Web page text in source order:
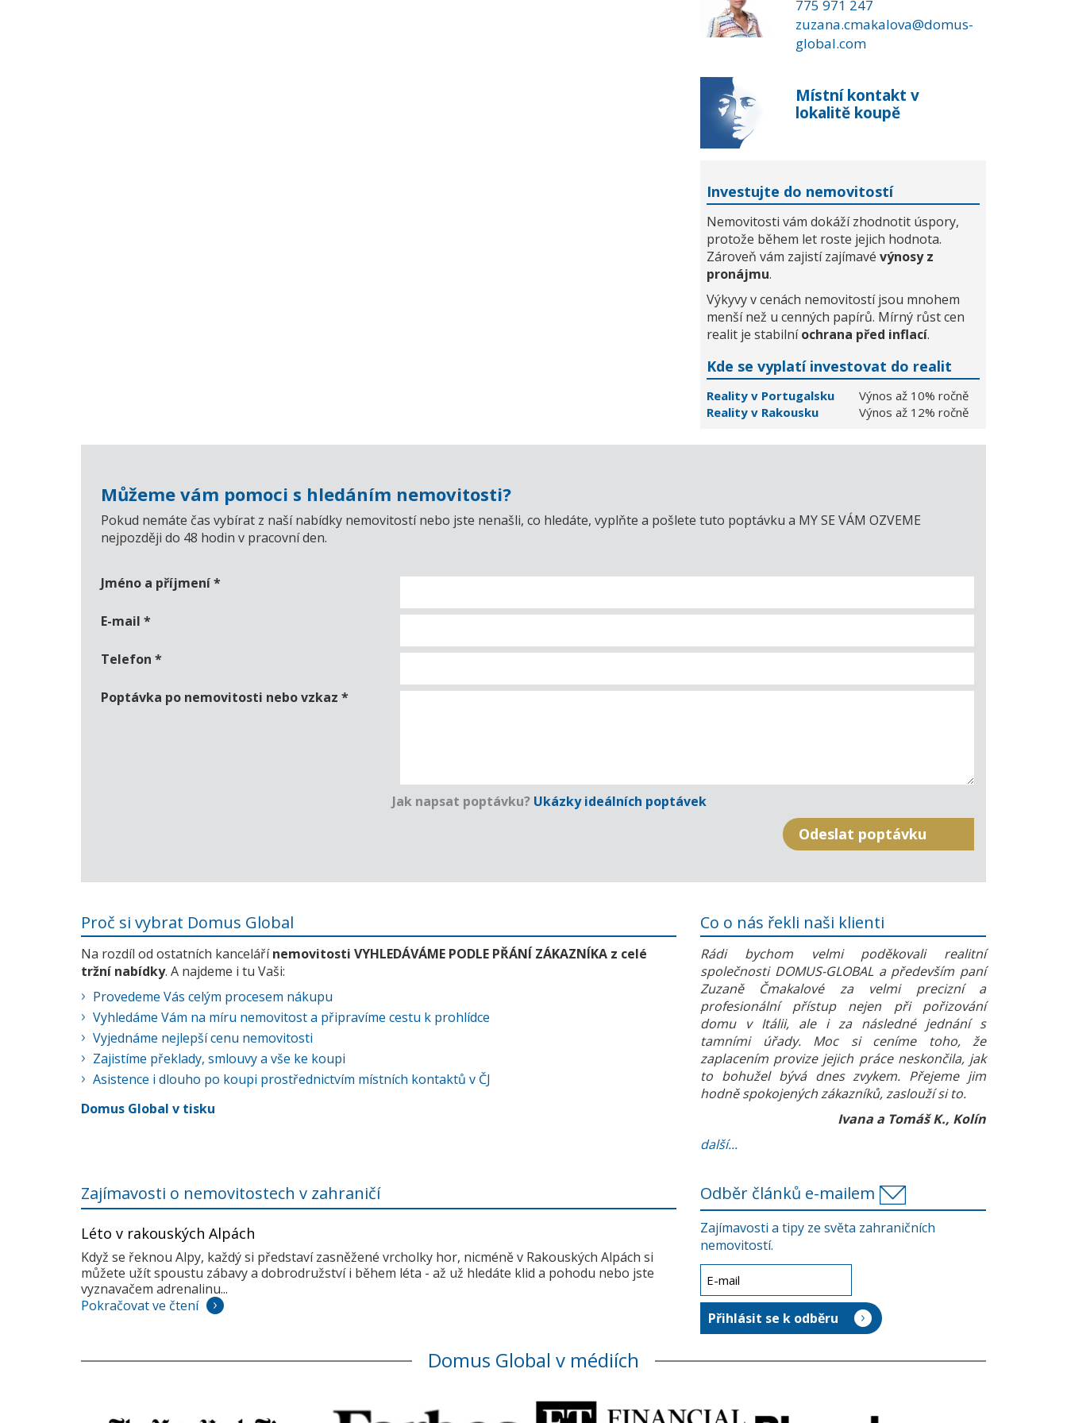
775 971 247
zuzana.cmakalova@domus-
global.com
Místní kontakt v
lokalitě koupě
Investujte do nemovitostí
Nemovitosti vám dokáží zhodnotit úspory,
protože během let roste jejich hodnota.
Zároveň vám zajistí zajímavé výnosy z
pronájmu.
Výkyvy v cenách nemovitostí jsou mnohem
menší než u cenných papírů. Mírný růst cen
realit je stabilníochrana před inflací.
Kde se vyplatí investovat do realit
Reality v Portugalsku
Výnos až 10% ročně
Reality v Rakousku
Výnos až 12% ročně
Můžeme vám pomoci s hledáním nemovitosti?
Pokud nemáte čas vybírat z naší nabídky nemovitostí nebo jste nenašli, co hledáte, vyplňte a pošlete tuto poptávku a MY SE VÁM OZVEME
nejpozději do 48 hodin v pracovní den.
Jméno a příjmení*
E-mail *
Telefon *
Poptávka po nemovitosti nebo vzkaz *
Jak napsat poptávku? Ukázky ideálních poptávek
Proč si vybrat Domus Global
Na rozdíl od ostatních kancelářínemovitosti VYHLEDÁVÁME PODLE PŘÁNÍ ZÁKAZNÍKA z celé
tržní nabídky. A najdeme i tu Vaši:
Provedeme Vás celým procesem nákupu
Vyhledáme Vám na míru nemovitost a připravíme cestu k prohlídce
Vyjednáme nejlepší cenu nemovitosti
Zajistíme překlady, smlouvy a vše ke koupi
Asistence i dlouho po koupi prostřednictvím místních kontaktů v ČJ
Domus Global v tisku
Co o nás řekli naši klienti
Rádi bychom velmi poděkovali realitní
společnosti DOMUS-GLOBAL a především paní
Zuzaně Čmakalové za velmi precizní a
profesionální přístup nejen při pořizování
domu v Itálii, ale i za následné jednání s
tamními úřady. Moc si ceníme toho, že
zaplacením provize jejich práce neskončila, jak
to bohužel bývá dnes zvykem. Přejeme jim
hodně spokojených zákazníků, zaslouží si to.
Ivana a Tomáš K., Kolín
další...
Zajímavosti o nemovitostech v zahraničí
Léto v rakouských Alpách
Když se řeknou Alpy, každý si představí zasněžené vrcholky hor, nicméně v Rakouských Alpách si
můžete užít spoustu zábavy a dobrodružství i během léta - až už hledáte klid a pohodu nebo jste
vyznavačem adrenalinu...
Pokračovat ve čtení
Odběr článků e-mailem
Zajímavosti a tipy ze světa zahraničních
nemovitostí.
Domus Global v médiích